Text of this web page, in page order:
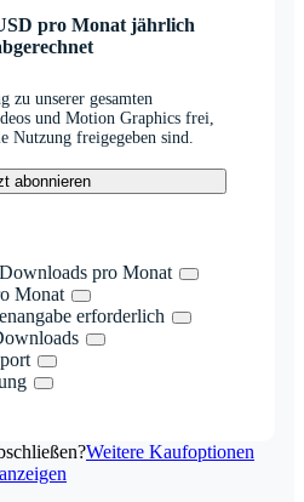
pro Monat jährlich
zu unserer gesamten
und Motion Graphics frei,
Nutzung freigegeben sind.
abonnieren
pro Monat
Monat
erforderlich
Weitere Kaufoptionen
anzeigen